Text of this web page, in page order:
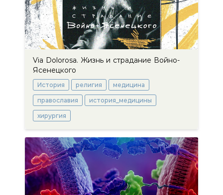
Via Dolorosa. Жизнь и страдание Войно-
Ясенецкого
История религия медицина
православия история_медицины
хирургия